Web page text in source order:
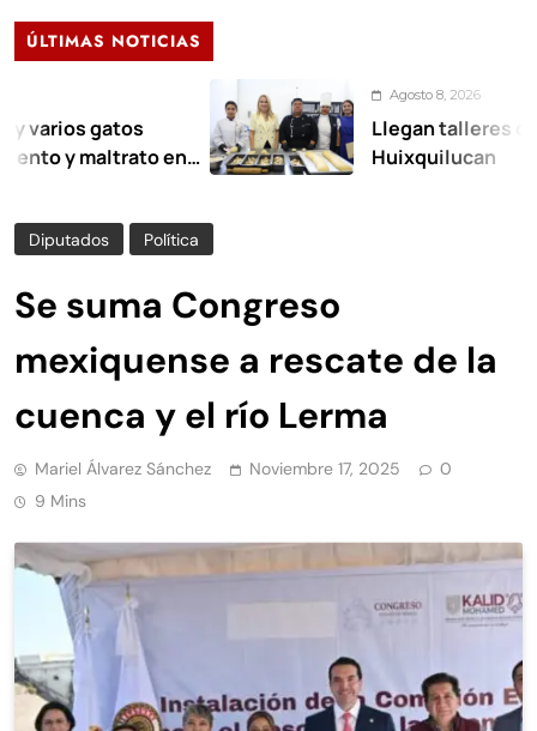
ÚLTIMAS NOTICIAS
gatos
en
Agosto 8, 2026
Llegan talleres de
Huixquilucan
Diputados Política
Se suma Congreso
mexiquense a rescate de la
cuenca y el río Lerma
Mariel Álvarez Sánchez Noviembre 17, 2025
0
9 Mins